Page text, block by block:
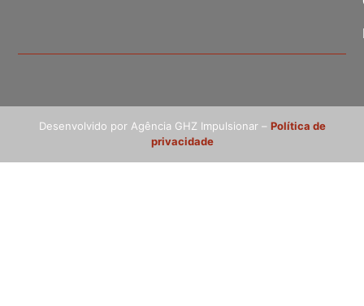
Desenvolvido por Agência GHZ Impulsionar – Política de
privacidade